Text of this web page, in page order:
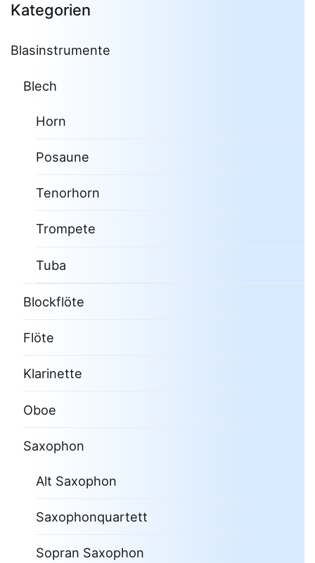
Kategorien
Blasinstrumente
Blech
Horn
Posaune
Tenorhorn
Trompete
Tuba
Blockflöte
Flöte
Klarinette
Oboe
Saxophon
Alt Saxophon
Saxophonquartett
Sopran Saxophon